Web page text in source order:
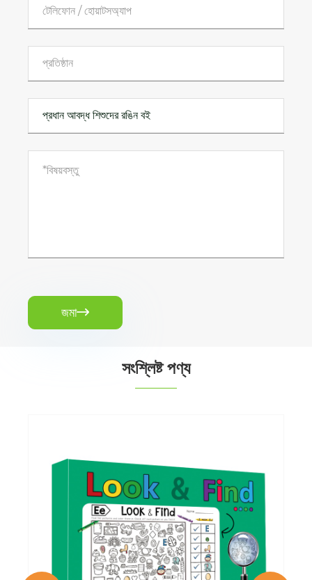
জমা
সংশ্লিষ্ট পণ্য
বাচ্চাদের ক্রিয়েটিভ থিমযুক্ত রঙের বই